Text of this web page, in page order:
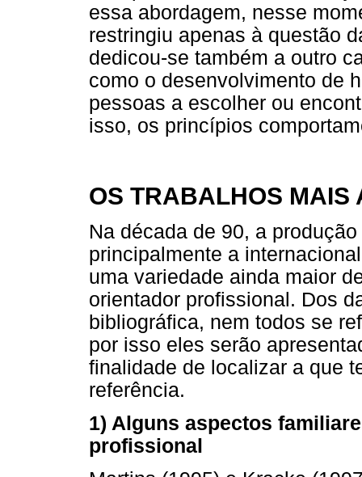
essa abordagem, nesse
restringiu apenas à questão
dedicou-se também a outro
como o desenvolvimento de
pessoas a escolher ou
isso, os princípios
OS TRABALHOS MAIS
Na década de 90, a
principalmente a
uma variedade ainda maior
orientador profissional. Dos
bibliográfica, nem todos se
por isso eles serão
finalidade de localizar a que
referência.
1) Alguns aspectos
profissional